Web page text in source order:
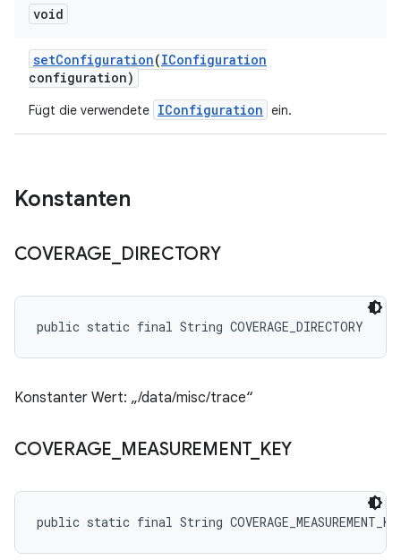
void
setConfiguration(IConfiguration
configuration)
Fügt die verwendete IConfiguration ein.
Konstanten
COVERAGE DIRECTORY
public static final String COVERAGE_DIRECTORY
Konstanter Wert: „/data/misc/trace“
COVERAGE MEASUREMENT_ KEY
public static final String